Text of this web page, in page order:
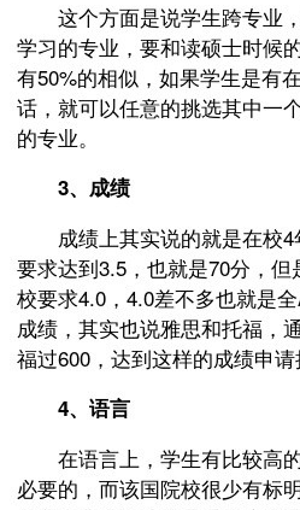
这个方面是说学生跨专业
学习的专业，要和读硕士时候
有50%的相似，如果学生是有
话，就可以任意的挑选其中一
的专业。
3、成绩
成绩上其实说的就是在校4
要求达到3.5，也就是70分，
校要求4.0，4.0差不多也就是
成绩，其实也说雅思和托福，
福过600，达到这样的成绩申请
4、语言
在语言上，学生有比较高
必要的，而该国院校很少有标